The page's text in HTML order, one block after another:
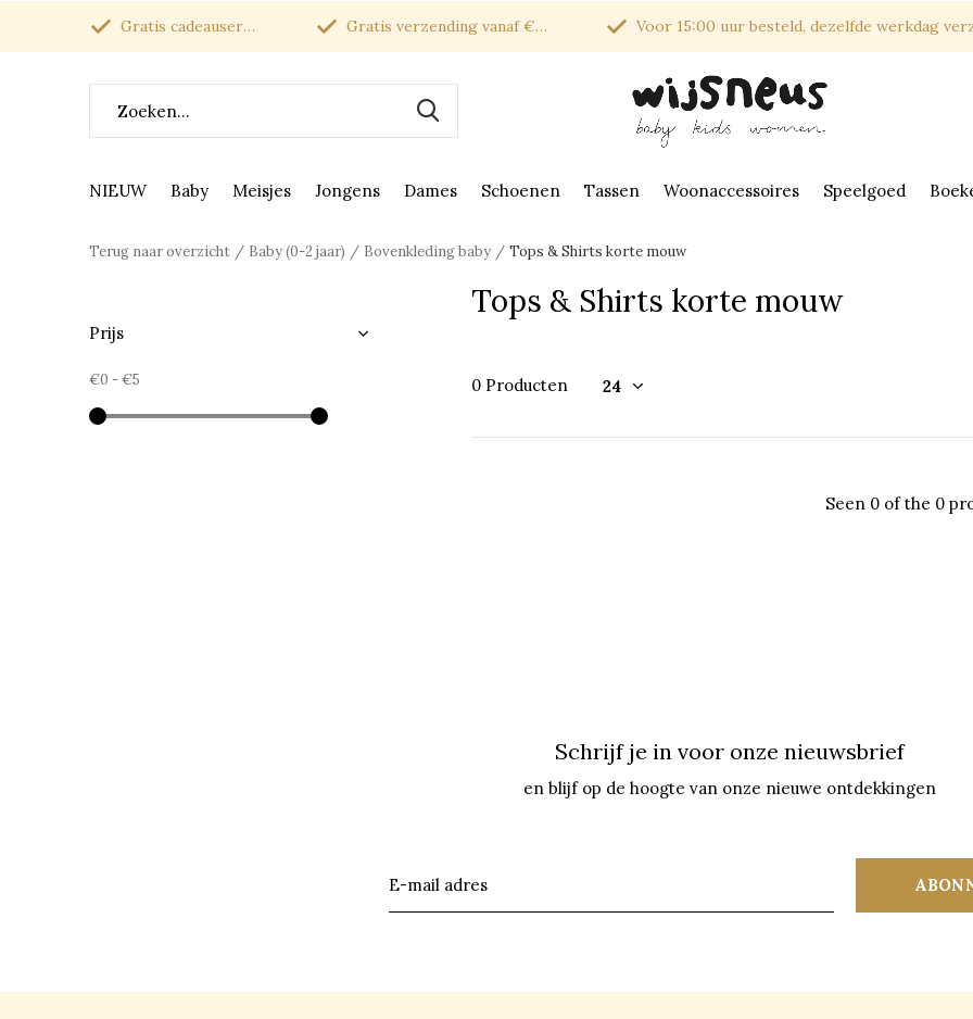
NIEUW Baby Meisjes Jongens Dames Schoenen Tassen Woonaccessoires Speelgoed
Gratis cadeauservice Gratis verzending vanaf €150* Voor 15:00 uur besteld, dezelfde werkdag
Terug naar overzicht Baby (0-2 jaar) Bovenkleding baby Tops & Shirts korte mouw
Tops & Shirts korte mouw
0 Producten
Seen 0 of the 0
Prijs
€0 -€5
Schrijf je in voor onze nieuwsbrief
en blijf op de hoogte van onze nieuwe ontdekkingen